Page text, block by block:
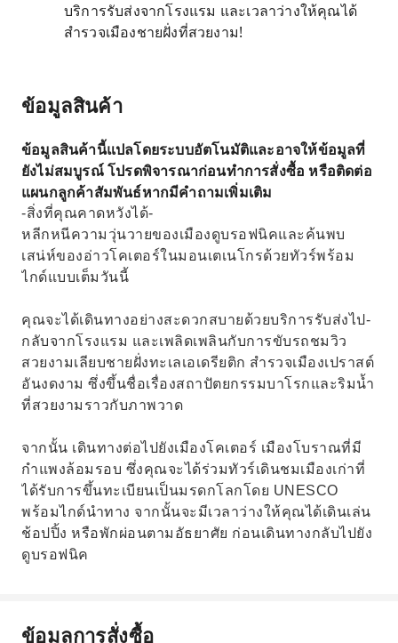
บริการรับส่งจากโรงแรม และเวลาว่างให้คุณได้
สำรวจเมืองชายฝั่งที่สวยงาม!
ข้อมูลสินค้า
ข้อมูลสินค้านี้แปลโดยระบบอัตโนมัติและอาจให้ข้อมูลที่
ยังไม่สมบูรณ์ โปรดพิจารณาก่อนทำการสั่งซื้อ หรือติดต่อ
แผนกลูกค้าสัมพันธ์หากมีคำถามเพิ่มเติม
-สิ่งที่คุณคาดหวังได้-
หลีกหนีความวุ่นวายของเมืองดูบรอฟนิคและค้นพบ
เสน่ห์ของอ่าวโคเตอร์ในมอนเตเนโกรด้วยทัวร์พร้อม
ไกด์แบบเต็มวันนี้
คุณจะได้เดินทางอย่างสะดวกสบายด้วยบริการรับส่งไป-
กลับจากโรงแรม และเพลิดเพลินกับการขับรถชมวิว
สวยงามเลียบชายฝั่งทะเลเอเดรียติก สำรวจเมืองเปราสต์
อันงดงาม ซึ่งขึ้นชื่อเรื่องสถาปัตยกรรมบาโรกและริมน้ำ
ที่สวยงามราวกับภาพวาด
จากนั้น เดินทางต่อไปยังเมืองโคเตอร์ เมืองโบราณที่มี
กำแพงล้อมรอบ ซึ่งคุณจะได้ร่วมทัวร์เดินชมเมืองเก่าที่
ได้รับการขึ้นทะเบียนเป็นมรดกโลกโดย UNESCO
พร้อมไกด์นำทาง จากนั้นจะมีเวลาว่างให้คุณได้เดินเล่น
ช้อปปิ้ง หรือพักผ่อนตามอัธยาศัย ก่อนเดินทางกลับไปยัง
ดูบรอฟนิค
ข้อมูลการสั่งซื้อ